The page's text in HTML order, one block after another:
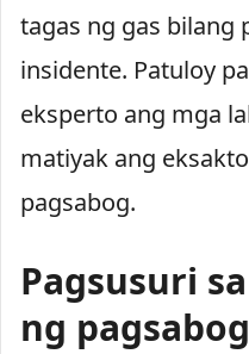
tagas ng gas bilang
insidente. Patuloy
eksperto ang mga
matiyak ang
pagsabog.
Pagsusuri
ng pagsabog